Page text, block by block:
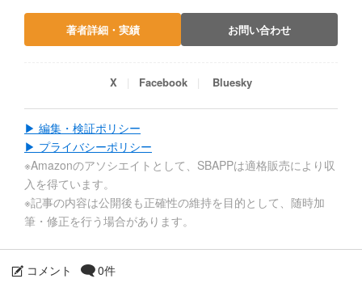
著者詳細・実績 お問い合わせ
X Facebook Bluesky
▶ 編集・検証ポリシー
▶ プライバシーポリシー
※Amazonのアソシエイトとして、SBAPPは適格販売により収
入を得ています。
※記事の内容は公開後も正確性の維持を目的として、随時加
筆・修正を行う場合があります。
コメント
0件